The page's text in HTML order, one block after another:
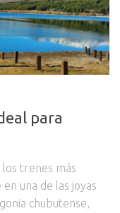
para
los trenes más
una de las joyas
chubutense,